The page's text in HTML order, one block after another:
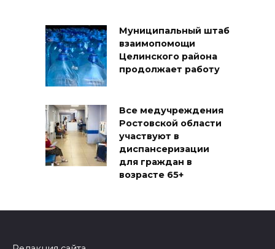
Муниципальный штаб
взаимопомощи
Целинского района
продолжает работу
Все медучреждения
Ростовской области
участвуют в
диспансеризации
для граждан в
возрасте 65+